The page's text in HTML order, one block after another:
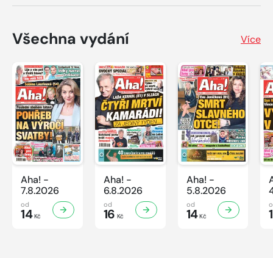
Všechna vydání Více
Aha! -
7.8.2026
od
14Kč
Aha! -
6.8.2026
od
16 Kč
Aha! -
5.8.2026
od
14Kč